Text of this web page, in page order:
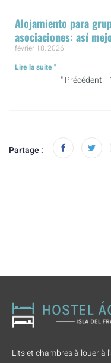
Alojamiento para
asociaciones: así
février 18, 2026
Lire la suite "
" Précédent
Partage :
Lits et chambres à louer à